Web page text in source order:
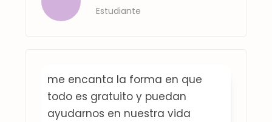
Estudiante
me encanta la forma en que
todo es gratuito y puedan
ayudarnos en nuestra vida